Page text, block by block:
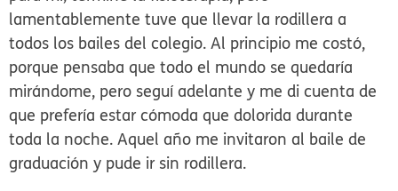
lamentablemente tuve que llevar la rodillera a
todos los bailes del colegio. Al principio me costó,
porque pensaba que todo el mundo se quedaría
mirándome, pero seguí adelante y me di cuenta de
que prefería estar cómoda que dolorida durante
toda la noche. Aquel año me invitaron al baile de
graduación y pude ir sin rodillera.